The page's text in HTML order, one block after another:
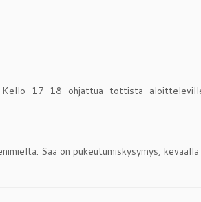
Kello 17-18 ohjattua tottista
Sää on pukeutumiskysymys,